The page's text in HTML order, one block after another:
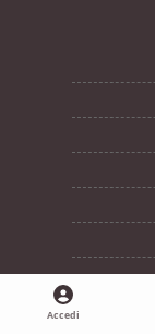
Accedi